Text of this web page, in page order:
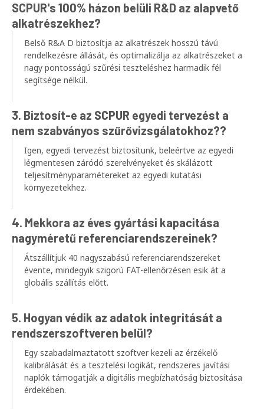
SCPUR's 100% házon belüli R&D az alapvető
alkatrészekhez?
Belső R&A D biztosítja az alkatrészek hosszú távú
rendelkezésre állását, és optimalizálja az alkatrészeket a
nagy pontosságú szűrési teszteléshez harmadik fél
segítsége nélkül.
3. Biztosít-e az SCPUR egyedi tervezést a
nem szabványos szűrővizsgálatokhoz??
Igen, egyedi tervezést biztosítunk, beleértve az egyedi
légmentesen záródó szerelvényeket és skálázott
teljesítményparamétereket az egyedi kutatási
környezetekhez.
4. Mekkora az éves gyártási kapacitása
nagyméretű referenciarendszereinek?
Átszállítjuk 40 nagyszabású referenciarendszereket
évente, mindegyik szigorú FAT-ellenőrzésen esik át a
globális szállítás előtt.
5. Hogyan védik az adatok integritását a
rendszerszoftveren belül?
Egy szabadalmaztatott szoftver kezeli az érzékelő
kalibrálását és a tesztelési logikát, rendszeres javítási
naplók támogatják a digitális megbízhatóság biztosítása
érdekében.